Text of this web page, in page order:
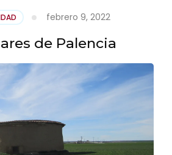
febrero 9, 2022
de Palencia